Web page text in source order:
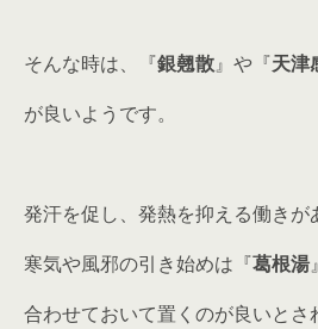
そんな時は、『銀翹散』や『天津
が良いようです。
発汗を促し、発熱を抑える働きが
寒気や風邪の引き始めは『葛根湯
合わせておいて置くのが良いとさ